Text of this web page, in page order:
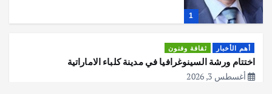
1
أهم الأخبار ثقافة وفنون
اختتام ورشة السينوغرافيا في مدينة كلباء الاماراتية
أغسطس 3, 2026